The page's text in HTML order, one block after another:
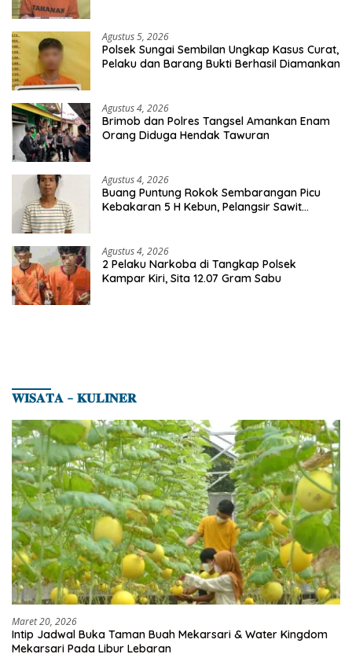
Agustus 5, 2026
Polsek Sungai Sembilan Ungkap Kasus Curat,
Pelaku dan Barang Bukti Berhasil Diamankan
Agustus 4, 2026
Brimob dan Polres Tangsel Amankan Enam
Orang Diduga Hendak Tawuran
Agustus 4, 2026
Buang Puntung Rokok Sembarangan Picu
Kebakaran 5 H Kebun, Pelangsir Sawit
Agustus 4, 2026
2 Pelaku Narkoba di Tangkap Polsek
Kampar Kiri, Sita 12.07 Gram Sabu
𝐖𝐈𝐒𝐀𝐓𝐀 – 𝐊𝐔𝐋𝐈𝐍𝐄𝐑
Maret 20, 2026
Intip Jadwal Buka Taman Buah Mekarsari & Water Kingdom
Mekarsari Pada Libur Lebaran